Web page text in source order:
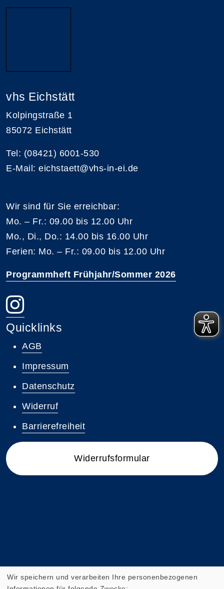
vhs Eichstätt
Kolpingstraße 1
85072 Eichstätt
Tel: (08421) 6001-530
E-Mail: eichstaett@vhs-in-ei.de
Wir sind für Sie erreichbar:
Mo. – Fr.: 09.00 bis 12.00 Uhr
Mo., Di., Do.: 14.00 bis 16.00 Uhr
Ferien: Mo. – Fr.: 09.00 bis 12.00 Uhr
Programmheft Frühjahr/Sommer 2026
Quicklinks
AGB
Impressum
Datenschutz
Widerruf
Barrierefreiheit
Widerrufsformular
Wir speichern und verarbeiten Ihre personenbezogenen